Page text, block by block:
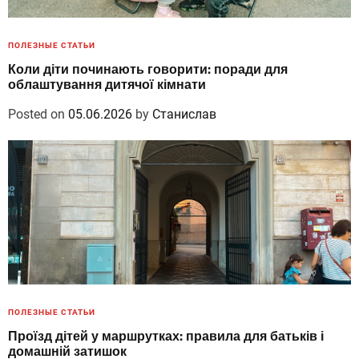
ПОЛЕЗНЫЕ СТАТЬИ
Коли діти починають говорити: поради для
облаштування дитячої кімнати
Posted on 05.06.2026 by Станислав
ПОЛЕЗНЫЕ СТАТЬИ
Проїзд дітей у маршрутках: правила для батьків і
домашній затишок